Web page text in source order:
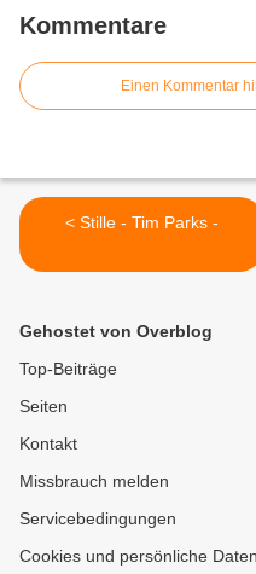
Kommentare
Einen Kommentar
< Stille - Tim Parks -
Gehostet von Overblog
Top-Beiträge
Seiten
Kontakt
Missbrauch melden
Servicebedingungen
Cookies und persönliche Daten